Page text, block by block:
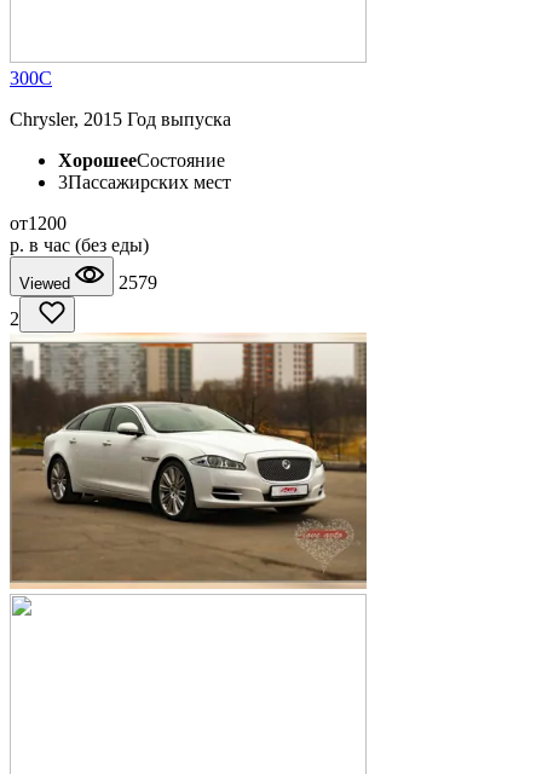
300C
Chrysler, 2015 Год выпуска
ХорошееСостояние
3Пассажирских мест
от1200
p. в час (без еды)
Viewed
2579
2